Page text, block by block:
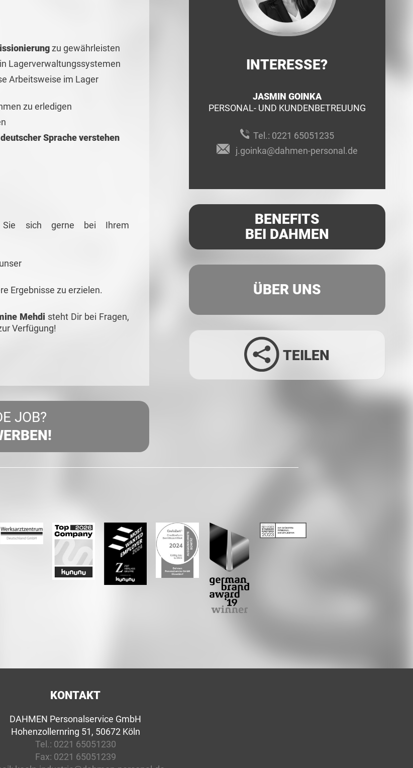
zu gewährleisten
Lagerverwaltungssystemen
Arbeitsweise im Lager
zu erledigen
deutscher Sprache verstehen
Sie sich gerne bei Ihrem
Ergebnisse zu erzielen.
Mehdi steht Dir bei Fragen,
Verfügung!
JOB?
INTERESSE?
JASMIN GOINKA
PERSONAL- UND KUNDENBETREUUNG
Tel.: 0221 65051235
j.goinka@dahmen-personal.de
BENEFITS
BEI DAHMEN
ÜBER UNS
TEILEN
KONTAKT
DAHMEN Personalservice GmbH
Hohenzollernring 51, 50672 Köln
Tel.: 0221 65051230
Fax: 0221 65051239